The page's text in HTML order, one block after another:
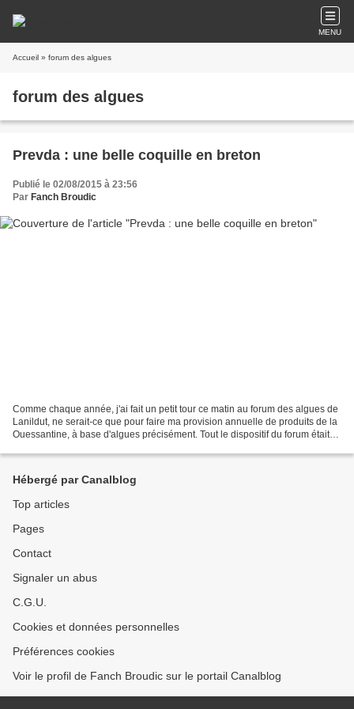
MENU
Accueil » forum des algues
forum des algues
Prevda : une belle coquille en breton
Publié le 02/08/2015 à 23:56
Par Fanch Broudic
Comme chaque année, j'ai fait un petit tour ce matin au forum des algues de
Lanildut, ne serait-ce que pour faire ma provision annuelle de produits de la
Ouessantine, à base d'algues précisément. Tout le dispositif du forum était
Hébergé par Canalblog
Top articles
Pages
Contact
Signaler un abus
C.G.U.
Cookies et données personnelles
Préférences cookies
Voir le profil de Fanch Broudic sur le portail Canalblog